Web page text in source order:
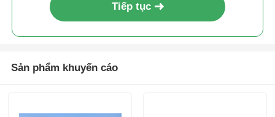
Tiếp tục
Sản phẩm khuyến cáo